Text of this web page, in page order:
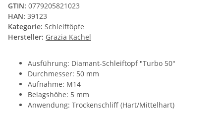
GTIN: 0779205821023
HAN: 39123
Kategorie: Schleiftöpfe
Hersteller: Grazia Kachel
Ausführung: Diamant-Schleiftopf "Turbo 50"
Durchmesser: 50 mm
Aufnahme: M14
Belagshöhe: 5 mm
Anwendung: Trockenschliff (Hart/Mittelhart)